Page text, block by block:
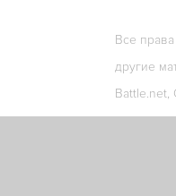
Все
другие
Battle.net,